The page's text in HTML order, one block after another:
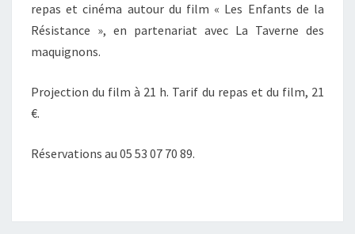
repas et cinéma autour du film « Les Enfants de la
Résistance », en partenariat avec La Taverne des
maquignons.
Projection du film à 21 h. Tarif du repas et du film, 21
€.
Réservations au 05 53 07 70 89.